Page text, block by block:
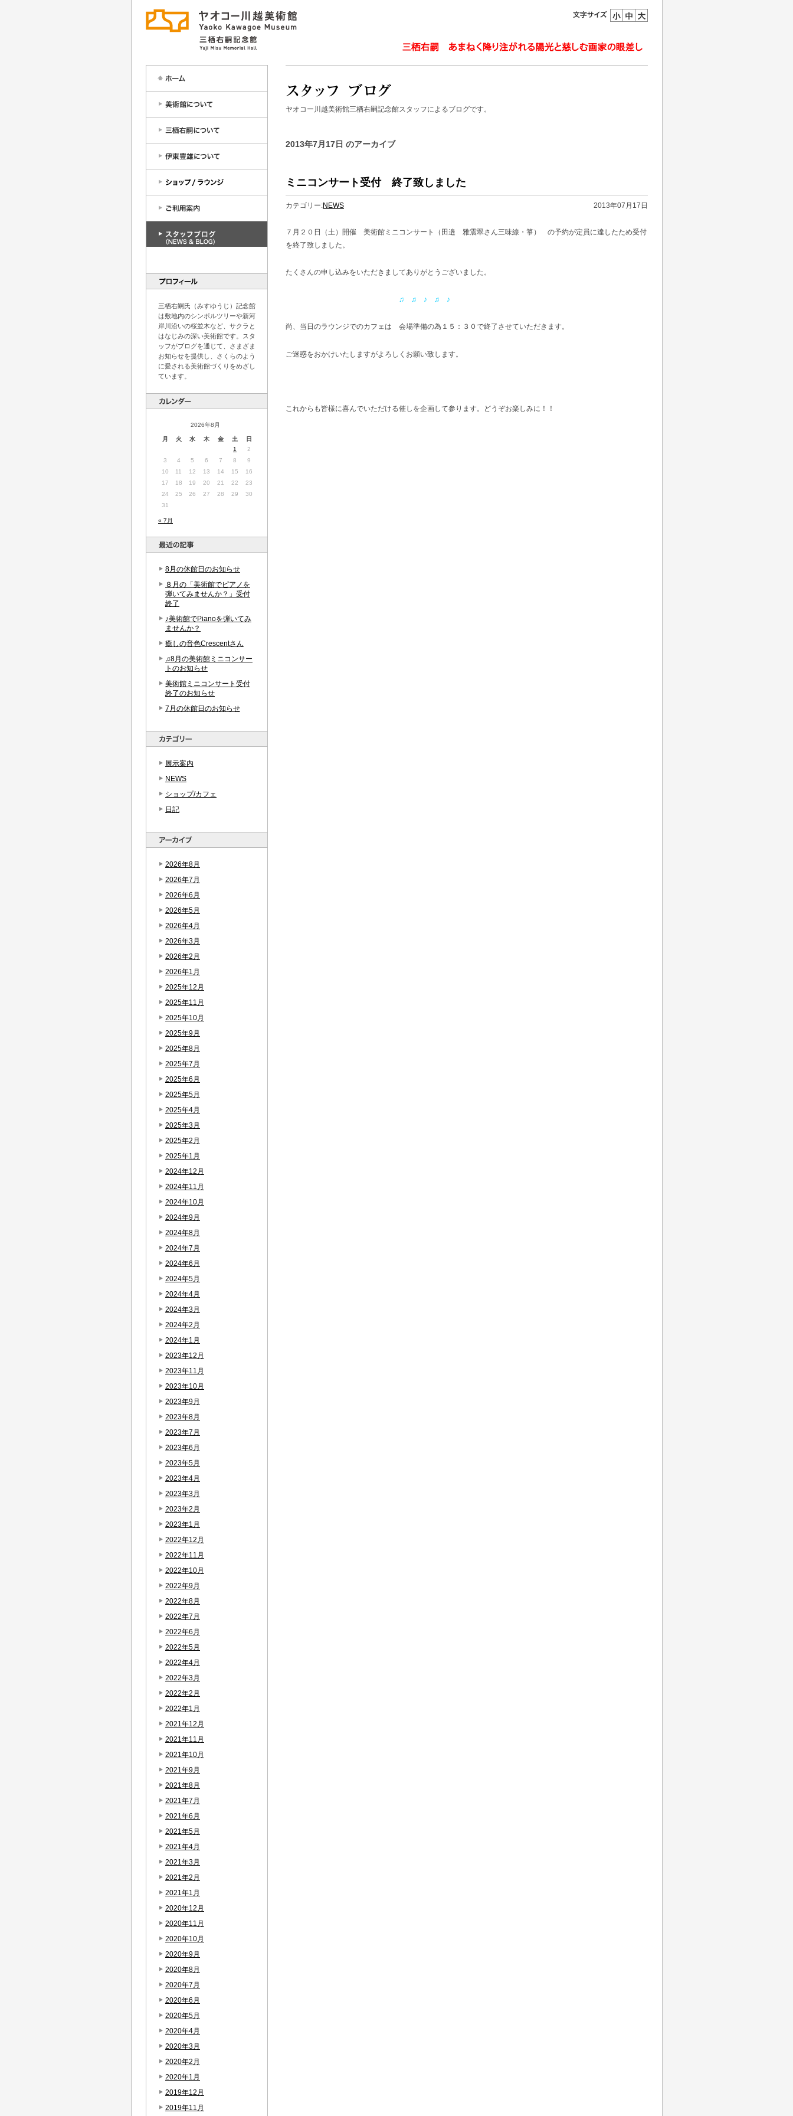
三栖右嗣氏（みすゆうじ）記念館
は敷地内のシンボルツリーや新河
岸川沿いの桜並木など、サクラと
はなじみの深い美術館です。スタ
ッフがブログを通じて、さまざま
お知らせを提供し、さくらのよう
に愛される美術館づくりをめざし
ています。
2026年8月
月 火 水 木 金 土 日
« 7月
1
2
3
4 5 6 7 8
9
10
11 12 13 14 15
16
17
18 19 20 21 22
23
24
25 26 27 28 29
30
31
8月の休館日のお知らせ
８月の「美術館でピアノを
弾いてみませんか？」受付
終了
♪美術館でPianoを弾いてみ
ませんか？
癒しの音色Crescentさん
♫8月の美術館ミニコンサー
トのお知らせ
美術館ミニコンサート受付
終了のお知らせ
7月の休館日のお知らせ
展示案内
NEWS
ショップ/カフェ
日記
2026年8月
2026年7月
2026年6月
2026年5月
2026年4月
2026年3月
2026年2月
2026年1月
2025年12月
2025年11月
2025年10月
2025年9月
2025年8月
2025年7月
2025年6月
2025年5月
2025年4月
2025年3月
2025年2月
2025年1月
2024年12月
2024年11月
2024年10月
2024年9月
2024年8月
2024年7月
2024年6月
2024年5月
2024年4月
2024年3月
2024年2月
2024年1月
2023年12月
2023年11月
2023年10月
2023年9月
2023年8月
2023年7月
2023年6月
2023年5月
2023年4月
2023年3月
2023年2月
2023年1月
2022年12月
2022年11月
2022年10月
2022年9月
2022年8月
2022年7月
2022年6月
2022年5月
2022年4月
2022年3月
2022年2月
2022年1月
2021年12月
2021年11月
2021年10月
2021年9月
2021年8月
2021年7月
2021年6月
2021年5月
2021年4月
2021年3月
2021年2月
2021年1月
2020年12月
2020年11月
2020年10月
2020年9月
2020年8月
2020年7月
2020年6月
2020年5月
2020年4月
2020年3月
2020年2月
2020年1月
2019年12月
2019年11月
ヤオコー川越美術館三栖右嗣記念館スタッフによるブログです。
2013年7月17日 のアーカイブ
ミニコンサート受付 終了致しました
カテゴリー:NEWS 2013年07月17日
７月２０日（土）開催 美術館ミニコンサート（田邉 雅震翠さん三味線・箏） の予約が定員に達したため受付
を終了致しました。
たくさんの申し込みをいただきましてありがとうございました。
♫ ♫ ♪ ♫ ♪
尚、当日のラウンジでのカフェは 会場準備の為１５：３０で終了させていただきます。
ご迷惑をおかけいたしますがよろしくお願い致します。
これからも皆様に喜んでいただける催しを企画して参ります。どうぞお楽しみに！！